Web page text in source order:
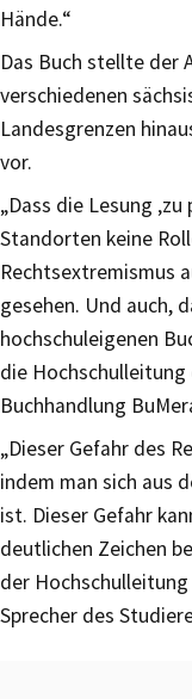
Hände.“
Das Buch stellte der
verschiedenen
Landesgrenzen
vor.
„Dass die Lesung
Standorten keine
Rechtsextremismus
gesehen. Und auch,
hochschuleigenen
die
Buchhandlung
„Dieser Gefahr des
indem man sich aus
ist. Dieser Gefahr
deutlichen Zeichen
der
Sprecher des